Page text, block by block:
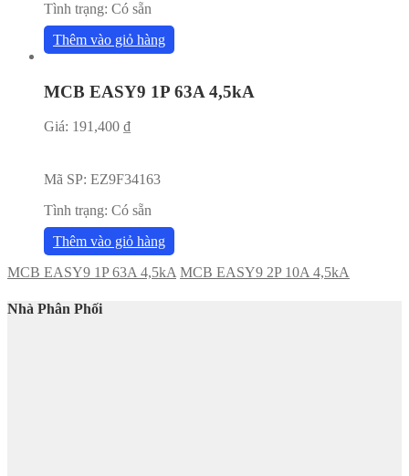
Tình trạng: Có sẵn
Thêm vào giỏ hàng
MCB EASY9 1P 63A 4,5kA
Giá: 191,400 ₫
Mã SP: EZ9F34163
Tình trạng: Có sẵn
Thêm vào giỏ hàng
MCB EASY9 1P 63A 4,5kA MCB EASY9 2P 10A 4,5kA
Nhà Phân Phối